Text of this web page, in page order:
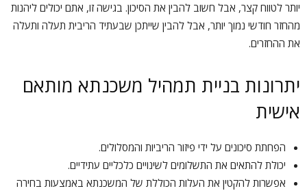
יותר לטווח קצר, אבל חשוב להבין את הסיכון. בגישה זו, אתם יכולים ליהנות
מהחזר חודשי נמוך יותר, אבל להבין שייתכן שבעתיד הריבית תעלה ותעלה
את ההחזרים.
יתרונות בניית תמהיל משכנתא מותאם
אישית
הפחתת סיכונים על ידי פיזור הריביות והמסלולים.
יכולת להתאים את התשלומים לשינויים כלכליים עתידיים.
אפשרות להקטין את העלות הכוללת של המשכנתא באמצעות בחירה